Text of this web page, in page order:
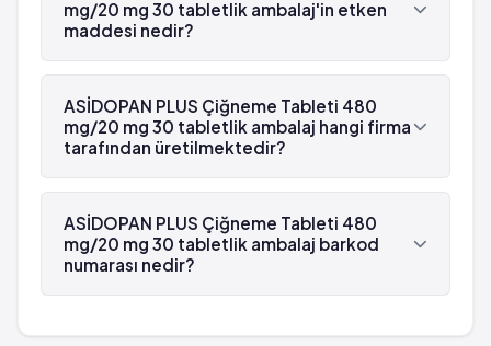
mg/20 mg 30 tabletlik ambalaj'in etken
maddesi nedir?
ASİDOPAN PLUS Çiğneme Tableti 480 mg/20 mg
30 tabletlik ambalaj'in etken maddesi Simetikon
'dür.
ASİDOPAN PLUS Çiğneme Tableti 480
mg/20 mg 30 tabletlik ambalaj hangi firma
tarafından üretilmektedir?
ASİDOPAN PLUS Çiğneme Tableti 480 mg/20 mg
30 tabletlik ambalaj , Turgut tarafından
üretilmektedir.
ASİDOPAN PLUS Çiğneme Tableti 480
mg/20 mg 30 tabletlik ambalaj barkod
numarası nedir?
30 tabletlik ambalaj'in barkod numarası